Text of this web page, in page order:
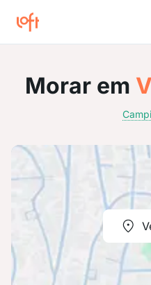
Morar em